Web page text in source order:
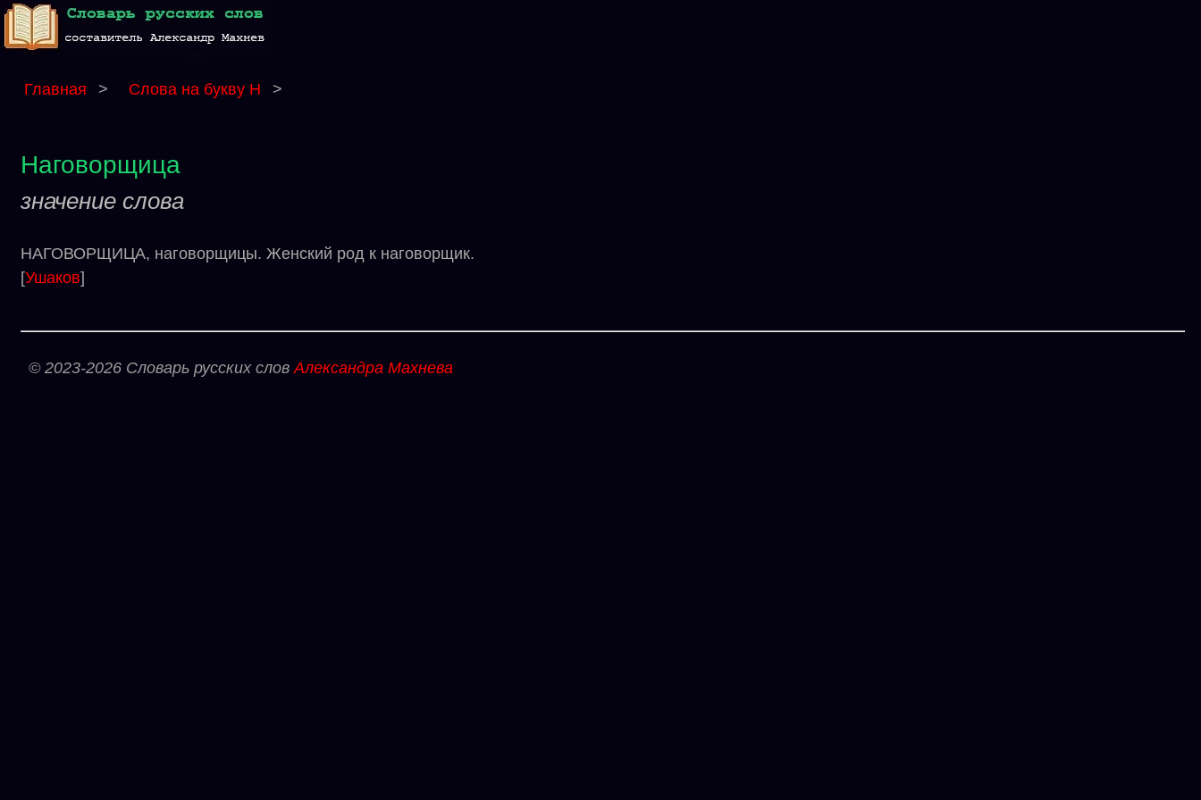
Главная > Слова на букву Н >
Наговорщица
значение слова
НАГОВОРЩИЦА, наговорщицы. Женский род к наговорщик.
[Ушаков]
© 2023-2026 Словарь русских словАлександра Махнева